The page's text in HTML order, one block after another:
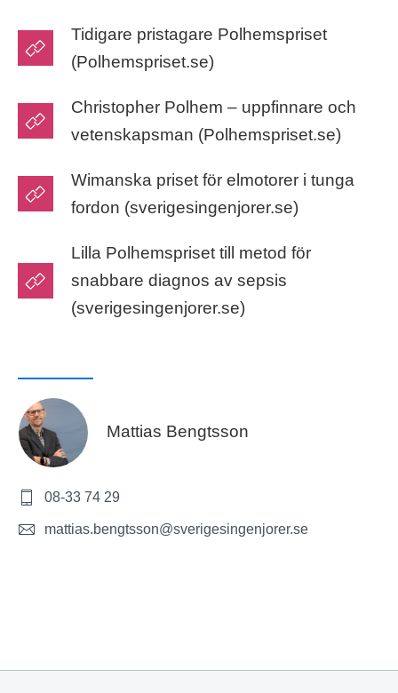
Tidigare pristagare Polhemspriset
(Polhemspriset.se)
Christopher Polhem – uppfinnare och
vetenskapsman (Polhemspriset.se)
Wimanska priset för elmotorer i tunga
fordon (sverigesingenjorer.se)
Lilla Polhemspriset till metod för
snabbare diagnos av sepsis
(sverigesingenjorer.se)
Mattias Bengtsson
08-33 74 29
mattias.bengtsson@sverigesingenjorer.se